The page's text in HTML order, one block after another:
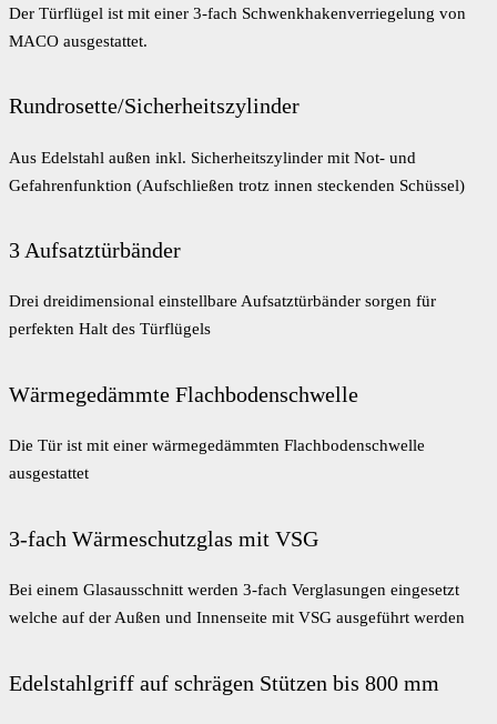
Der Türflügel ist mit einer 3-fach Schwenkhakenverriegelung von
MACO ausgestattet.
Rundrosette/Sicherheitszylinder
Aus Edelstahl außen inkl. Sicherheitszylinder mit Not- und
Gefahrenfunktion (Aufschließen trotz innen steckenden Schüssel)
3 Aufsatztürbänder
Drei dreidimensional einstellbare Aufsatztürbänder sorgen für
perfekten Halt des Türflügels
Wärmegedämmte Flachbodenschwelle
Die Tür ist mit einer wärmegedämmten Flachbodenschwelle
ausgestattet
3-fach Wärmeschutzglas mit VSG
Bei einem Glasausschnitt werden 3-fach Verglasungen eingesetzt
welche auf der Außen und Innenseite mit VSG ausgeführt werden
Edelstahlgriff auf schrägen Stützen bis 800 mm